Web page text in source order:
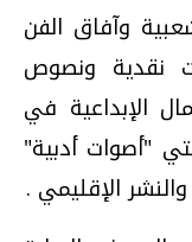
وآفاق الفن
نقدية ونصوص
الإبداعية في
"أصوات أدبية"
الإقليمي .